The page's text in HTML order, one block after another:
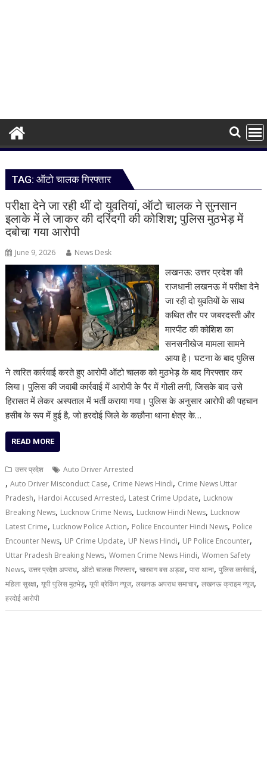
TAG:ऑटो चालक गिरफ्तार
परीक्षा देने जा रही थीं दो युवतियां, ऑटो चालक ने सुनसान
इलाके में ले जाकर की दरिंदगी की कोशिश; पुलिस मुठभेड़ में
दबोचा गया आरोपी
June 9, 2026 News Desk
लखनऊ: उत्तर प्रदेश की
राजधानी लखनऊ में परीक्षा देने
जा रही दो युवतियों के साथ
कथित तौर पर जबरदस्ती और
मारपीट की कोशिश का
सनसनीखेज मामला सामने
आया है। घटना के बाद पुलिस
ने त्वरित कार्रवाई करते हुए आरोपी ऑटो चालक को मुठभेड़ के बाद गिरफ्तार कर
लिया। पुलिस की जवाबी कार्रवाई में आरोपी के पैर में गोली लगी, जिसके बाद उसे
हिरासत में लेकर अस्पताल में भर्ती कराया गया। पुलिस के अनुसार आरोपी की पहचान
हसीब के रूप में हुई है, जो हरदोई जिले के कछौना थाना क्षेत्र के…
READ MORE
उत्तर प्रदेश Auto Driver Arrested
,Auto Driver Misconduct Case, Crime News Hindi, Crime News Uttar
Pradesh, Hardoi Accused Arrested, Latest Crime Update, Lucknow
Breaking News, Lucknow Crime News, Lucknow Hindi News, Lucknow
Latest Crime, Lucknow Police Action, Police Encounter Hindi News, Police
Encounter News, UP Crime Update, UP News Hindi, UP Police Encounter,
Uttar Pradesh Breaking News,Women Crime News Hindi,Women Safety
News,उत्तर प्रदेश अपराध,ऑटो चालक गिरफ्तार,चारबाग बस अड्डा,पारा थाना,पुलिस कार्रवाई,
महिला सुरक्षा,यूपी पुलिस मुठभेड़,यूपी ब्रेकिंग न्यूज,लखनऊ अपराध समाचार,लखनऊ क्राइम न्यूज,
हरदोई आरोपी